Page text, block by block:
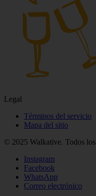
Legal
Términos del servicio
Mapa del sitio
© 2025 Walkative. Todos los
Instagram
Facebook
WhatsApp
Correo electrónico